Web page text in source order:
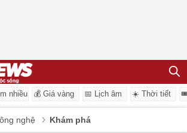
nhiều 💰 Giá vàng 📅 Lịch âm ☀️ Thời tiết
nghệ Khám phá